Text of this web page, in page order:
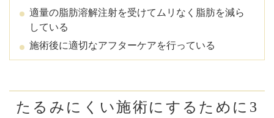
適量の脂肪溶解注射を受けてムリなく脂肪を減ら
している
施術後に適切なアフターケアを行っている
たるみにくい施術にするために3